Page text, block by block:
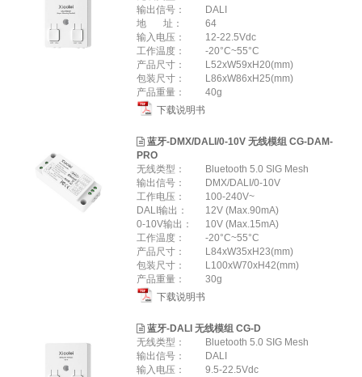
输出信号：
DALI
地 址：
64
输入电压：
12-22.5Vdc
工作温度：
-20°C~55°C
产品尺寸：
L52xW59xH20(mm)
包装尺寸：
L86xW86xH25(mm)
产品重量：
40g
下载说明书
蓝牙-DMX/DALI/0-10V 无线模组 CG-DAM-
PRO
无线类型：
Bluetooth 5.0 SlG Mesh
输出信号：
DMX/DALI/0-10V
工作电压：
100-240V~
DALI输出：
12V (Max.90mA)
0-10V输出：
10V (Max.15mA)
工作温度：
-20°C~55°C
产品尺寸：
L84xW35xH23(mm)
包装尺寸：
L100xW70xH42(mm)
产品重量：
30g
下载说明书
蓝牙-DALI 无线模组 CG-D
无线类型：
Bluetooth 5.0 SIG Mesh
输出信号：
DALI
输入电压：
9.5-22.5Vdc